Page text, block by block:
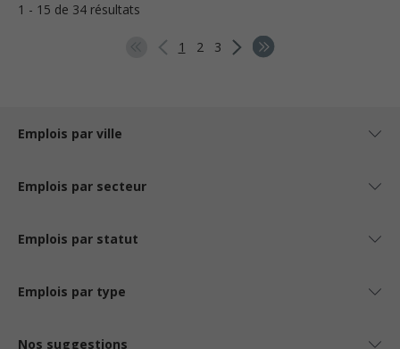
1 - 15 de 34 résultats
1 2 3
Emplois par ville
Emplois par secteur
Emplois par statut
Emplois par type
Nos suggestions